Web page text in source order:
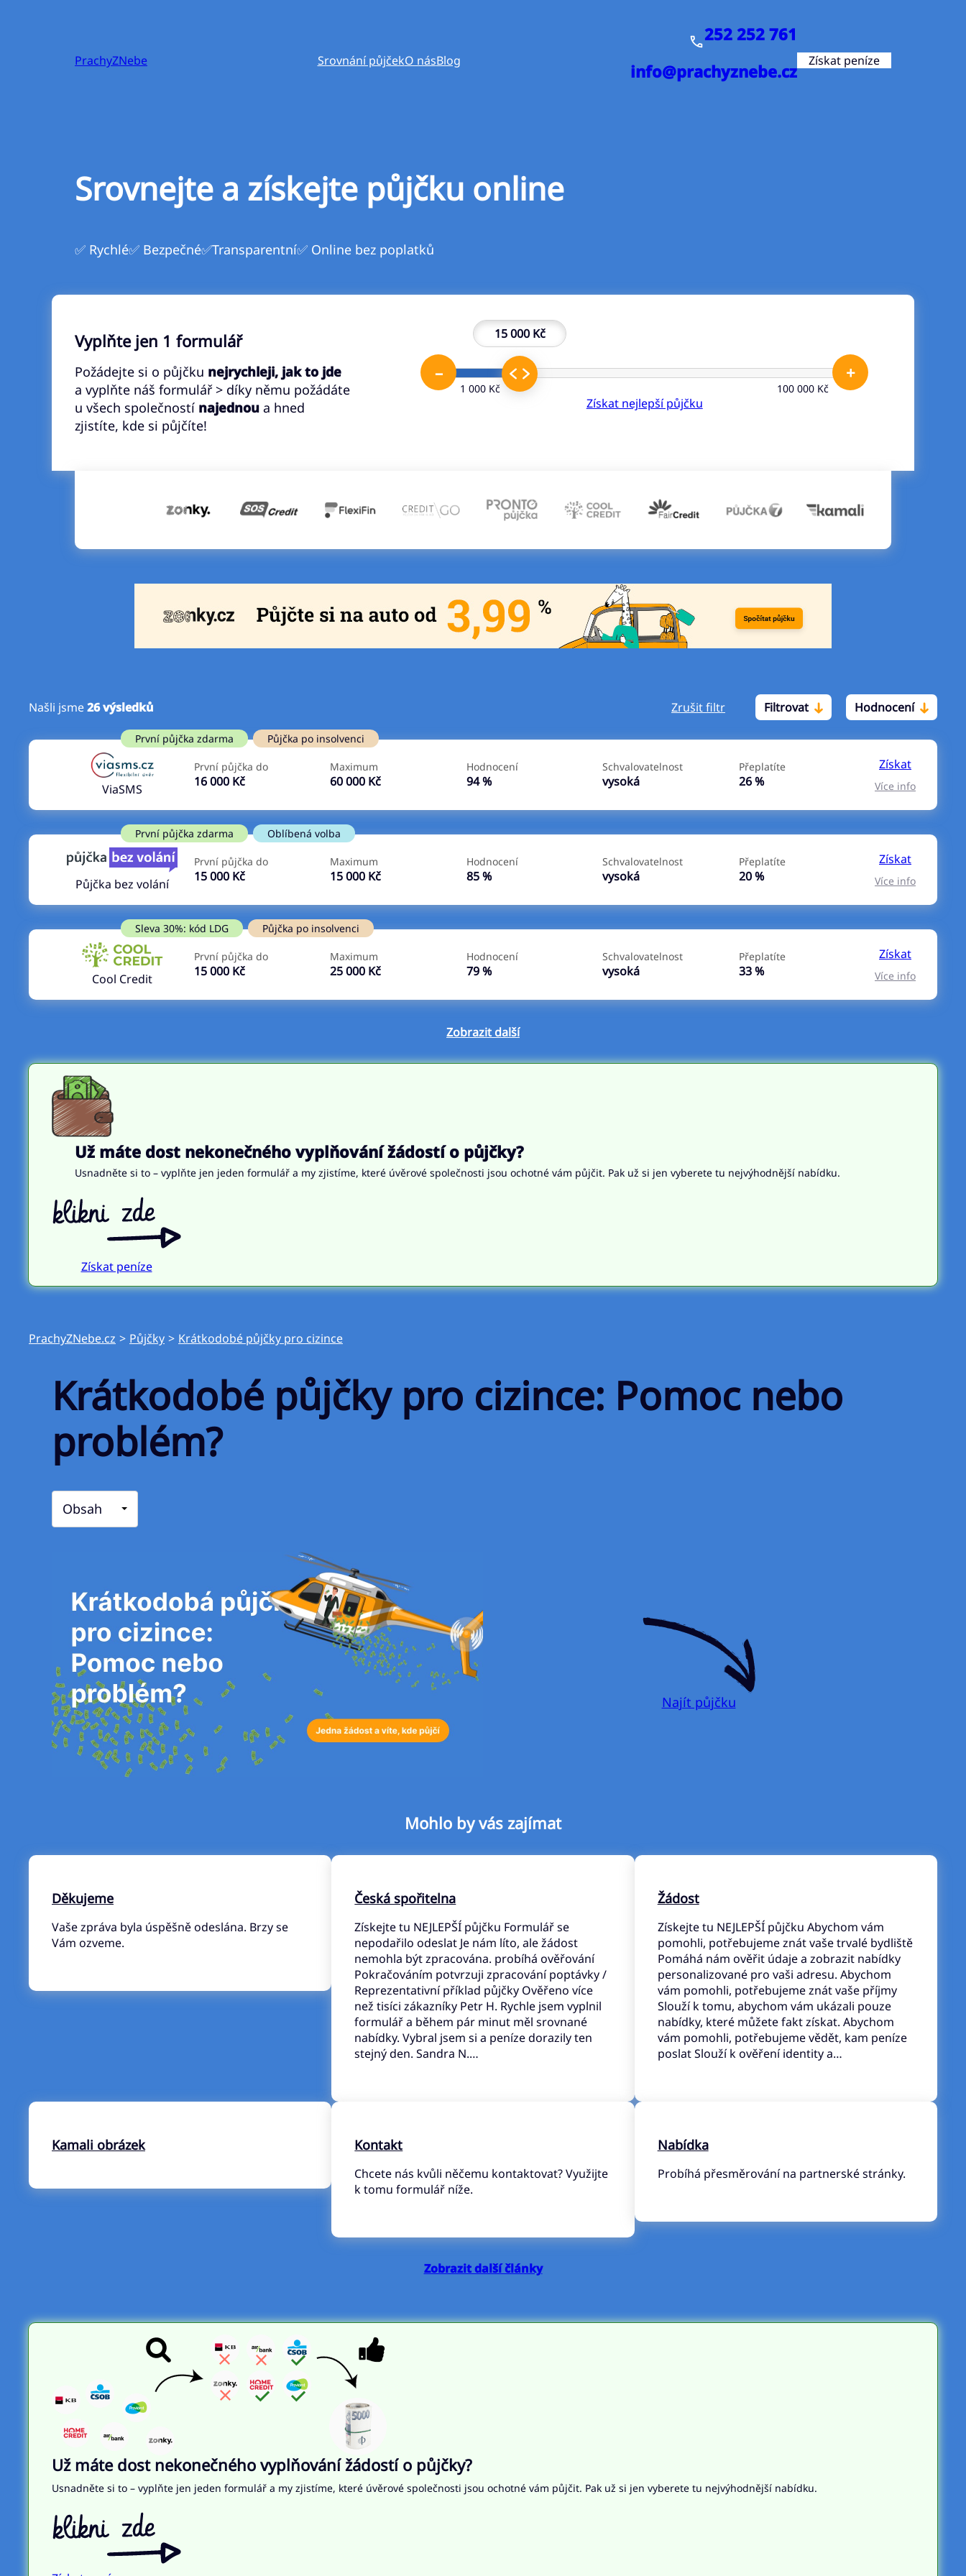
PrachyZNebe
Srovnání půjčekO násBlog
252 252 761
info@prachyznebe.cz
Získat peníze
Srovnejte a získejte půjčku online
✅ Rychlé✅ Bezpečné✅Transparentní✅ Online bez poplatků
Vyplňte jen 1 formulář
Požádejte si o půjčku nejrychleji, jak to jde
a vyplňte náš formulář > díky němu požádáte
u všech společností najednou a hned
zjistíte, kde si půjčíte!
15 000 Kč
– +
1 000 Kč 100 000 Kč
Získat nejlepší půjčku
Zrušit filtr Filtrovat
Hodnocení
Od
Do
První půjčka zdarma
ano
Našli jsme26výsledků
První půjčka zdarma Půjčka po insolvenci
ViaSMS
První půjčka do
16 000 Kč
Maximum
60 000 Kč
Hodnocení
94 %
Schvalovatelnost
vysoká
Přeplatíte
26 %
Získat
Více info
První půjčka zdarma Oblíbená volba
Půjčka bez volání
První půjčka do
15 000 Kč
Maximum
15 000 Kč
Hodnocení
85 %
Schvalovatelnost
vysoká
Přeplatíte
20 %
Získat
Více info
Sleva 30%: kód LDG Půjčka po insolvenci
Cool Credit
První půjčka do
15 000 Kč
Maximum
25 000 Kč
Hodnocení
79 %
Schvalovatelnost
vysoká
Přeplatíte
33 %
Získat
Více info
Zobrazit další
Už máte dost nekonečného vyplňování žádostí o půjčky?
Usnadněte si to – vyplňte jen jeden formulář a my zjistíme, které úvěrové společnosti jsou ochotné vám půjčit. Pak už si jen vyberete tu nejvýhodnější nabídku.
Získat peníze
PrachyZNebe.cz > Půjčky > Krátkodobé půjčky pro cizince
Krátkodobé půjčky pro cizince: Pomoc nebo
problém?
Obsah
Najít půjčku
Mohlo by vás zajímat
Děkujeme
Vaše zpráva byla úspěšně odeslána. Brzy se
Vám ozveme.
Česká spořitelna
Získejte tu NEJLEPŠÍ půjčku Formulář se
nepodařilo odeslat Je nám líto, ale žádost
nemohla být zpracována. probíhá ověřování
Pokračováním potvrzuji zpracování poptávky /
Reprezentativní příklad půjčky Ověřeno více
než tisíci zákazníky Petr H. Rychle jsem vyplnil
formulář a během pár minut měl srovnané
nabídky. Vybral jsem si a peníze dorazily ten
stejný den. Sandra N.…
Žádost
Získejte tu NEJLEPŠÍ půjčku Abychom vám
pomohli, potřebujeme znát vaše trvalé bydliště
Pomáhá nám ověřit údaje a zobrazit nabídky
personalizované pro vaši adresu. Abychom
vám pomohli, potřebujeme znát vaše příjmy
Slouží k tomu, abychom vám ukázali pouze
nabídky, které můžete fakt získat. Abychom
vám pomohli, potřebujeme vědět, kam peníze
poslat Slouží k ověření identity a…
Kamali obrázek Kontakt
Chcete nás kvůli něčemu kontaktovat? Využijte
k tomu formulář níže.
Nabídka
Probíhá přesměrování na partnerské stránky.
Zobrazit další články
Už máte dost nekonečného vyplňování žádostí o půjčky?
Usnadněte si to – vyplňte jen jeden formulář a my zjistíme, které úvěrové společnosti jsou ochotné vám půjčit. Pak už si jen vyberete tu nejvýhodnější nabídku.